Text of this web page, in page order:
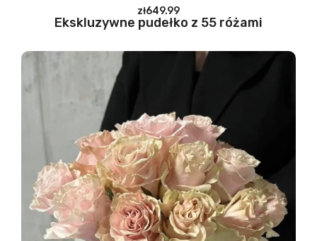
zł649.99
Ekskluzywne pudełko z 55 różami